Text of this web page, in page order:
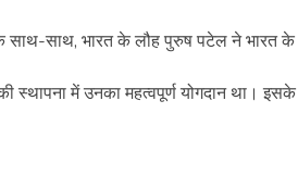
साथ-साथ, भारत के लौह पुरुष पटेल ने भारत
स्थापना में उनका महत्वपूर्ण योगदान था।